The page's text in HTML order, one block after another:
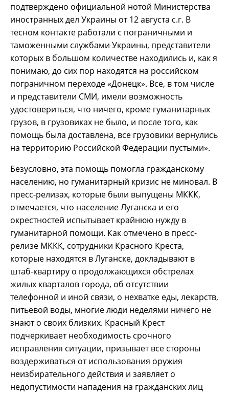
подтверждено официальной нотой Министерства
иностранных дел Украины от 12 августа с.г. В
тесном контакте работали с пограничными и
таможенными службами Украины, представители
которых в большом количестве находились и, как я
понимаю, до сих пор находятся на российском
пограничном переходе «Донецк». Все, в том числе
и представители СМИ, имели возможность
удостовериться, что ничего, кроме гуманитарных
грузов, в грузовиках не было, и после того, как
помощь была доставлена, все грузовики вернулись
на территорию Российской Федерации пустыми».
Безусловно, эта помощь помогла гражданскому
населению, но гуманитарный кризис не миновал. В
пресс-релизах, которые были выпущены МККК,
отмечается, что население Луганска и его
окрестностей испытывает крайнюю нужду в
гуманитарной помощи. Как отмечено в пресс-
релизе МККК, сотрудники Красного Креста,
которые находятся в Луганске, докладывают в
штаб-квартиру о продолжающихся обстрелах
жилых кварталов города, об отсутствии
телефонной и иной связи, о нехватке еды, лекарств,
питьевой воды, многие люди неделями ничего не
знают о своих близких. Красный Крест
подчеркивает необходимость срочного
исправления ситуации, призывает все стороны
воздерживаться от использования оружия
неизбирательного действия и заявляет о
недопустимости нападения на гражданских лиц